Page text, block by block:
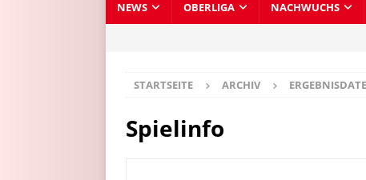
NEWS OBERLIGA NACHWUCHS
STARTSEITE ARCHIV
Spielinfo